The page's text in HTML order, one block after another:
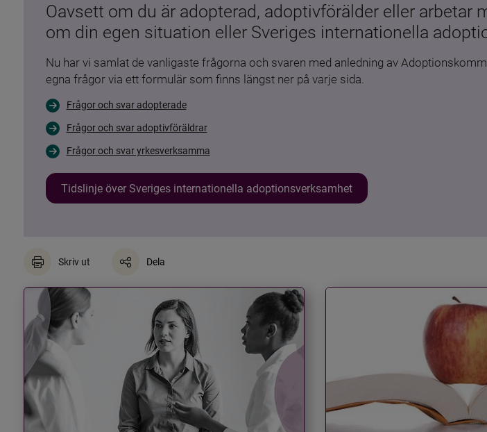
Oavsett om du är adopterad, adoptivförälder eller
om din egen situation eller Sveriges internationella
Nu har vi samlat de vanligaste frågorna och svaren med anledning av
egna frågor via ett formulär som finns längst ner på varje sida.
Frågor och svar adopterade
Frågor och svar adoptivföräldrar
Frågor och svar yrkesverksamma
Tidslinje över Sveriges internationella adoptionsverksamhet
Skriv ut Dela